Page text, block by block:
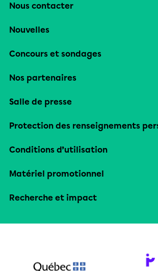
Nous contacter
Nouvelles
Concours et sondages
Nos partenaires
Salle de presse
Protection des renseignements
Conditions d’utilisation
Matériel promotionnel
Recherche et impact